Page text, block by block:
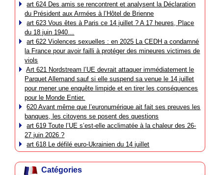
art 624 Des amis se rencontrent et analysent la Déclaration
du Président aux Armées à l’Hôtel de Brienne
art 623 Vous êtes à Paris ce 14 juillet ? A 17 heures, Place
du 18 juin 1940…
art 622 Violences sexuelles : en 2025 La CEDH a condamné
la France pour avoir failli à protéger des mineures victimes de
viols
Art 621 Nordstream l’UE devrait attaquer immédiatement le
Parquet Allemand sauf si elle suspend sa venue le 14 juillet
pour mener une enquête limpide et en tirer les conséquences
pour le Monde Entier.
620 Avant même que l’euronumérique ait fait ses preuves les
banques, les citoyens se posent des questions
art 619 Toute l’UE s’est-elle acclimatée à la chaleur des 26-
27 juin 2026 ?
art 618 Le défilé euro-Ukrainien du 14 juillet
Catégories